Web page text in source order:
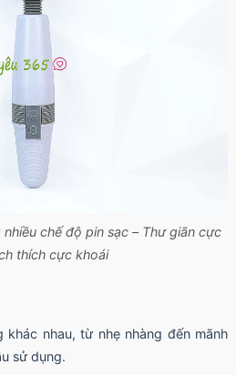
chế độ pin sạc – Thư giãn cực
thích cực khoái
khác nhau, từ nhẹ nhàng đến mãnh
sử dụng.